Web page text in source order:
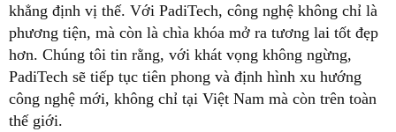
khẳng định vị thế. Với PadiTech, công nghệ không chỉ là
phương tiện, mà còn là chìa khóa mở ra tương lai tốt đẹp
hơn. Chúng tôi tin rằng, với khát vọng không ngừng,
PadiTech sẽ tiếp tục tiên phong và định hình xu hướng
công nghệ mới, không chỉ tại Việt Nam mà còn trên toàn
thế giới.